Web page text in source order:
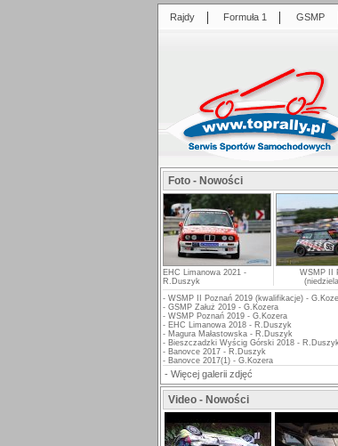
Rajdy | Formuła 1 | GSMP
Foto - Nowości
EHC Limanowa 2021 -
R.Duszyk
WSMP II
- WSMP II Poznań 2019 (kwalifikacje) -
- GSMP Załuż 2019 - G.Kozera
- WSMP Poznań 2019 - G.Kozera
- EHC Limanowa 2018 - R.Duszyk
- Magura Małastowska - R.Duszyk
- Bieszczadzki Wyścig Górski 2018 -
- Banovce 2017 - R.Duszyk
- Banovce 2017(1) - G.Kozera
- Więcej galerii zdjęć
Video - Nowości